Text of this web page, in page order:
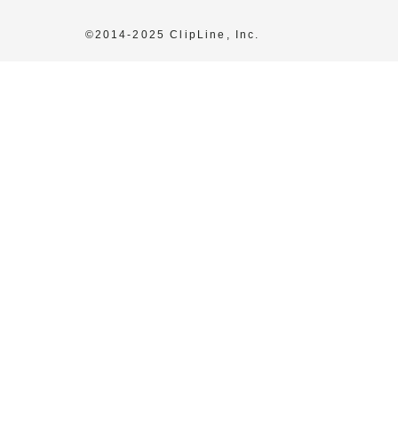
©2014-2025 ClipLine, Inc.